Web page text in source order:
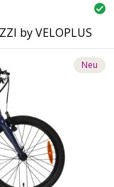
by VELOPLUS
Neu